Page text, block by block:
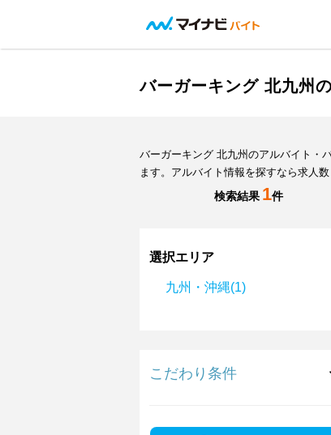
バーガーキング 北九州
バーガーキング 北九州のアルバイト・
ます。アルバイト情報を探すなら求人
検索結果 1件
選択エリア
九州・沖縄(1)
こだわり条件